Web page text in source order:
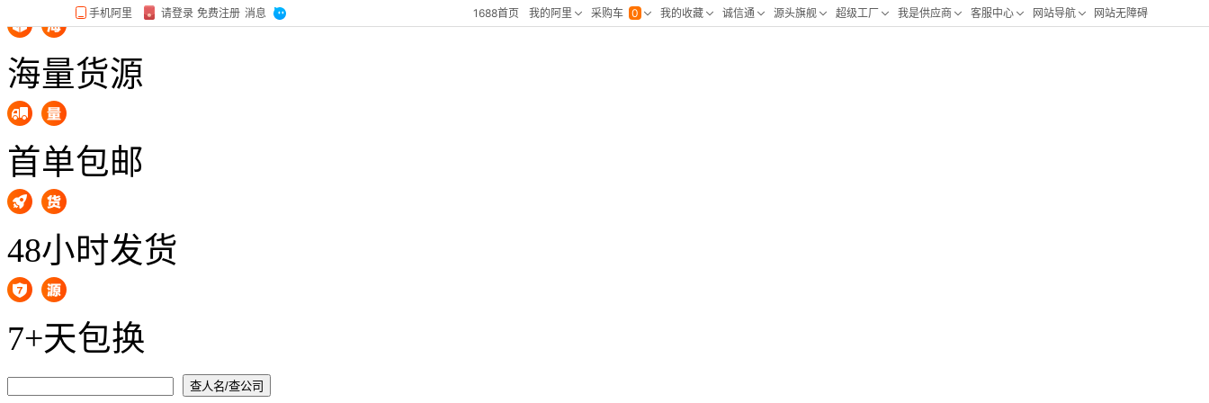
海量货源
首单包邮
48小时发货
7+天包换
查人名/查公司